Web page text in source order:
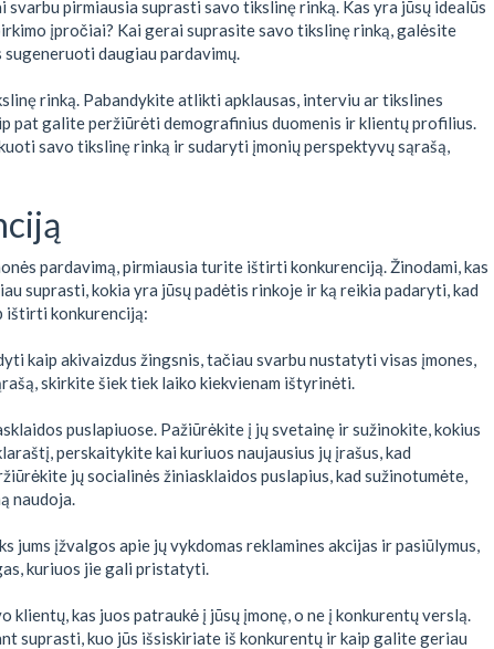
pirmiausia suprasti savo tikslinę rinką. Kas yra jūsų idealūs
įpročiai? Kai gerai suprasite savo tikslinę rinką, galėsite
daugiau pardavimų.
rinką. Pabandykite atlikti apklausas, interviu ar tikslines
pat galite peržiūrėti demografinius duomenis ir klientų profilius.
savo tikslinę rinką ir sudaryti įmonių perspektyvų sąrašą,
pardavimą, pirmiausia turite ištirti konkurenciją. Žinodami, kas
suprasti, kokia yra jūsų padėtis rinkoje ir ką reikia padaryti, kad
ištirti konkurenciją:
kaip akivaizdus žingsnis, tačiau svarbu nustatyti visas įmones,
skirkite šiek tiek laiko kiekvienam ištyrinėti.
puslapiuose. Pažiūrėkite į jų svetainę ir sužinokite, kokius
perskaitykite kai kuriuos naujausius jų įrašus, kad
jų socialinės žiniasklaidos puslapius, kad sužinotumėte,
naudoja.
jums įžvalgos apie jų vykdomas reklamines akcijas ir pasiūlymus,
kuriuos jie gali pristatyti.
klientų, kas juos patraukė į jūsų įmonę, o ne į konkurentų verslą.
suprasti, kuo jūs išsiskiriate iš konkurentų ir kaip galite geriau